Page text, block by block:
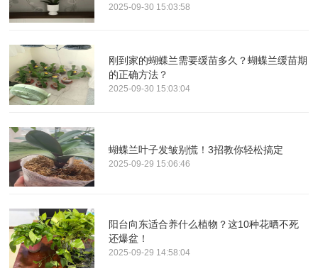
2025-09-30 15:03:58
刚到家的蝴蝶兰需要缓苗多久？蝴蝶兰缓苗期
的正确方法？
2025-09-30 15:03:04
蝴蝶兰叶子发皱别慌！3招教你轻松搞定
2025-09-29 15:06:46
阳台向东适合养什么植物？这10种花晒不死
还爆盆！
2025-09-29 14:58:04